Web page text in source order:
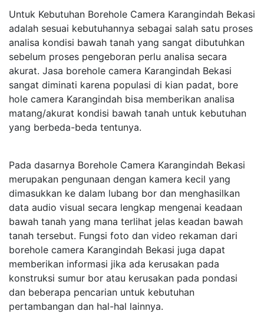
Untuk Kebutuhan Borehole Camera Karangindah Bekasi
adalah sesuai kebutuhannya sebagai salah satu proses
analisa kondisi bawah tanah yang sangat dibutuhkan
sebelum proses pengeboran perlu analisa secara
akurat. Jasa borehole camera Karangindah Bekasi
sangat diminati karena populasi di kian padat, bore
hole camera Karangindah bisa memberikan analisa
matang/akurat kondisi bawah tanah untuk kebutuhan
yang berbeda-beda tentunya.
Pada dasarnya Borehole Camera Karangindah Bekasi
merupakan pengunaan dengan kamera kecil yang
dimasukkan ke dalam lubang bor dan menghasilkan
data audio visual secara lengkap mengenai keadaan
bawah tanah yang mana terlihat jelas keadan bawah
tanah tersebut. Fungsi foto dan video rekaman dari
borehole camera Karangindah Bekasi juga dapat
memberikan informasi jika ada kerusakan pada
konstruksi sumur bor atau kerusakan pada pondasi
dan beberapa pencarian untuk kebutuhan
pertambangan dan hal-hal lainnya.